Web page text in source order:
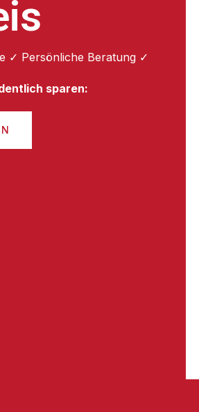
✓ Persönliche Beratung ✓
sparen: